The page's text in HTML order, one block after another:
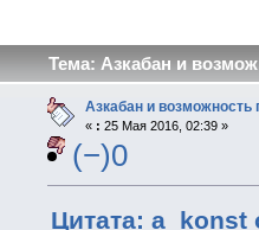
Тема: Азкабан и
Азкабан и возможность
« : 25 Мая 2016, 02:39 »
(−)0
Цитата: a_konst